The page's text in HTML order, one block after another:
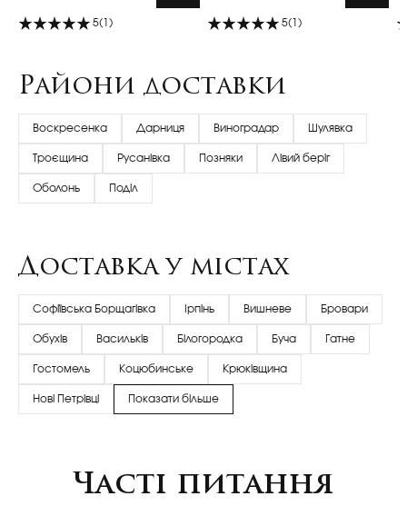
5(1) 5(1)
Райони доставки
Воскресенка Дарниця Виноградар Шулявка
Троєщина Русанівка Позняки Лівий беріг
Оболонь Поділ
Доставка у містах
Софіївська Борщагівка Ірпінь Вишневе Бровари
Обухів Васильків Білогородка Буча Гатне
Гостомель Коцюбинське Крюківщина
Нові Петрівці Показати більше
Часті питання